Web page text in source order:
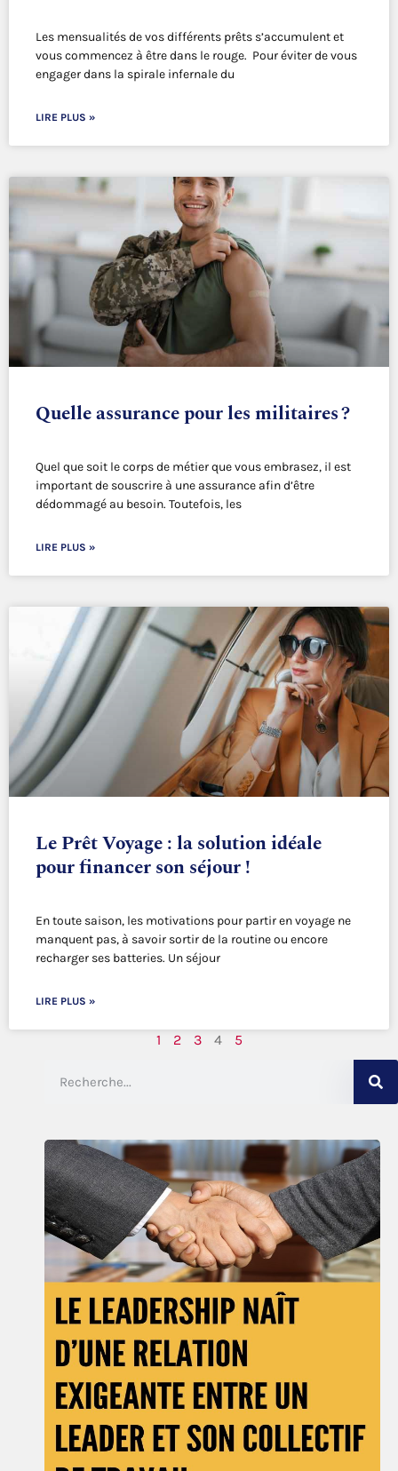
Les mensualités de vos différents prêts s’accumulent et
vous commencez à être dans le rouge. Pour éviter de vous
engager dans la spirale infernale du
LIRE PLUS »
Quelle assurance pour les militaires ?
Quel que soit le corps de métier que vous embrasez, il est
important de souscrire à une assurance afin d’être
dédommagé au besoin. Toutefois, les
LIRE PLUS »
Le Prêt Voyage : la solution idéale
pour financer son séjour !
En toute saison, les motivations pour partir en voyage ne
manquent pas, à savoir sortir de la routine ou encore
recharger ses batteries. Un séjour
LIRE PLUS »
1 2 3 4 5